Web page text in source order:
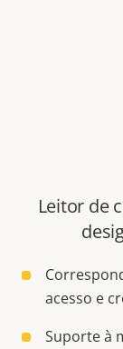
Leitor de
acesso e
Suporte à